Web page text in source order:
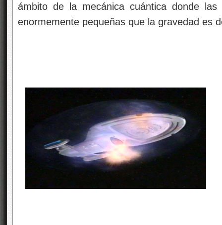
ámbito de la mecánica cuántica donde
enormemente pequeñas que la gravedad es